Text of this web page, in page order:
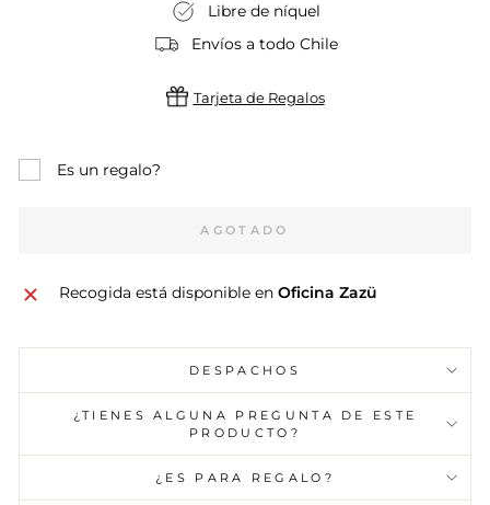
Libre de níquel
Envíos a todo Chile
Tarjeta de Regalos
Es un regalo?
AGOTADO
Recogida está disponible en Oficina Zazü
DESPACHOS
¿TIENES ALGUNA PREGUNTA DE ESTE
PRODUCTO?
¿ES PARA REGALO?